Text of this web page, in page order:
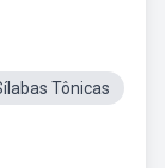
Tônicas